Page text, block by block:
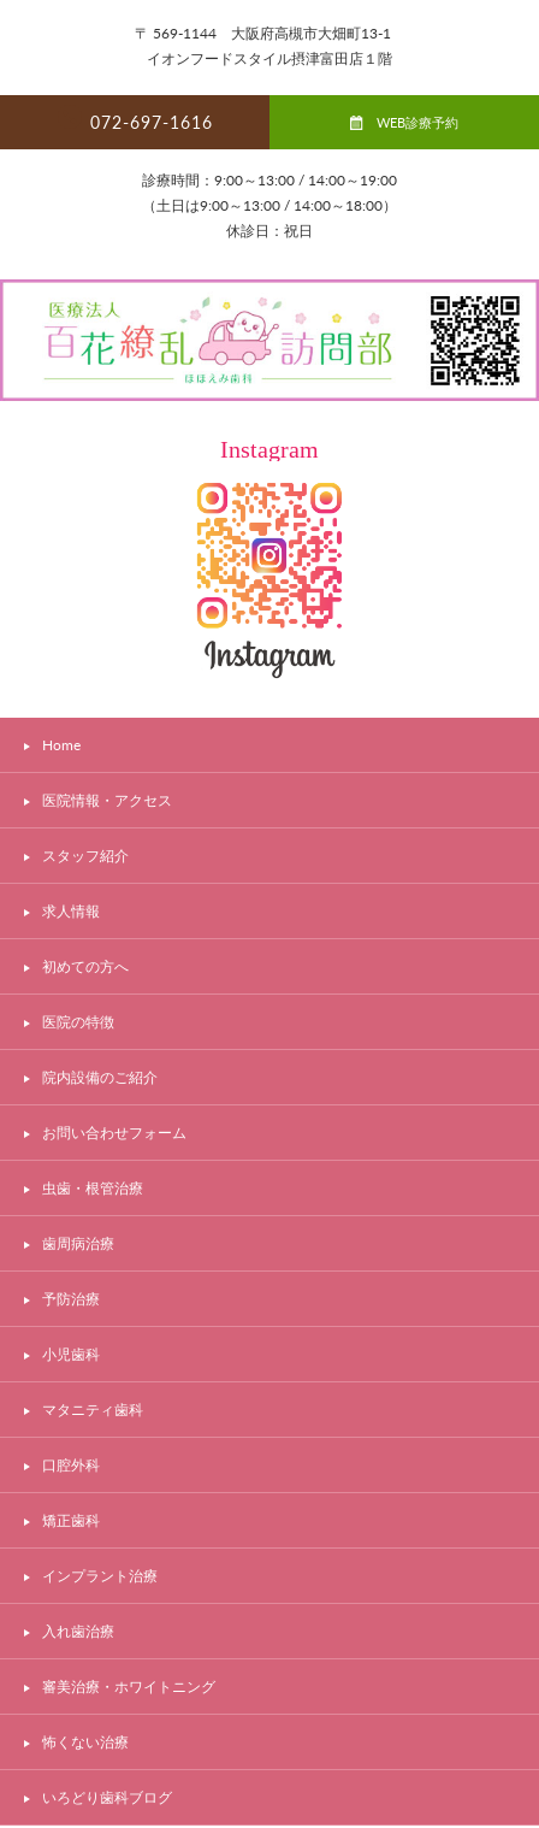
〒 569-1144 大阪府高槻市大畑町13-1
イオンフードスタイル摂津富田店１階
072-697-1616 WEB診療予約
診療時間：9:00～13:00 / 14:00～19:00
（土日は9:00～13:00 / 14:00～18:00）
休診日：祝日
Instagram
Home
医院情報・アクセス
スタッフ紹介
求人情報
初めての方へ
医院の特徴
院内設備のご紹介
お問い合わせフォーム
虫歯・根管治療
歯周病治療
予防治療
小児歯科
マタニティ歯科
口腔外科
矯正歯科
インプラント治療
入れ歯治療
審美治療・ホワイトニング
怖くない治療
いろどり歯科ブログ